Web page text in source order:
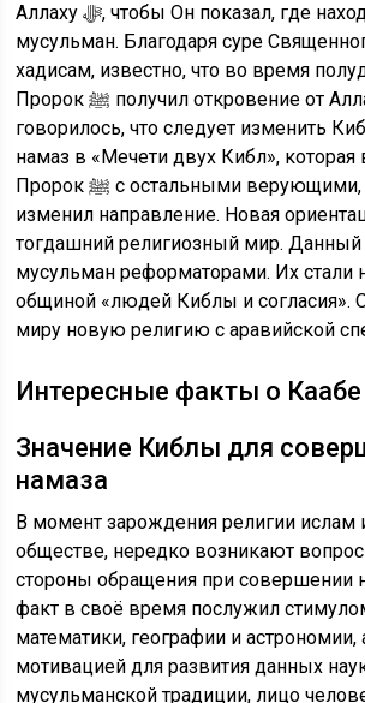
Аллаху ﷻ, чтобы Он показал, где находится Кибла для
мусульман. Благодаря суре
хадисам, известно, что во время
Пророк ﷺ получил откровение от Аллаха ﷻ. В нем
говорилось, что следует изменить
намаз в «Мечети двух Кибл»,
Пророк ﷺ с остальными верующими, не прерываясь
изменил направление. Новая
тогдашний религиозный мир.
мусульман реформаторами. Их стали
общиной «людей Киблы и согласия».
миру новую религию с аравийской
Интересные факты о Каабе
Значение Киблы для
намаза
В момент зарождения религии
обществе, нередко возникают
стороны обращения при совершении
факт в своё время послужил
математики, географии и астрономии,
мотивацией для развития данных
мусульманской традиции, лицо